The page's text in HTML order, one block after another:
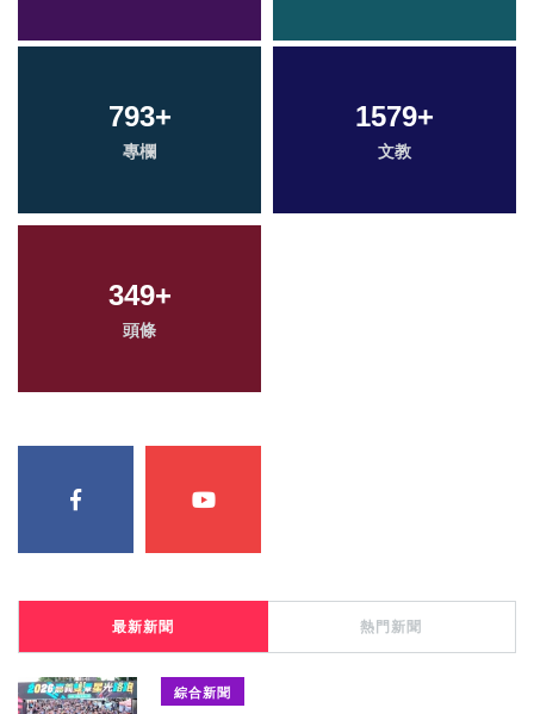
793+
專欄
1579+
文教
349+
頭條
最新新聞 熱門新聞
綜合新聞